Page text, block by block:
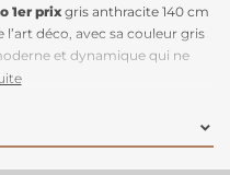
1er prixgris anthracite 140 cm
déco, avec sa couleur gris
et dynamique qui ne
et pratique
de 140 cm, elle s’adapte
cirée qui combine